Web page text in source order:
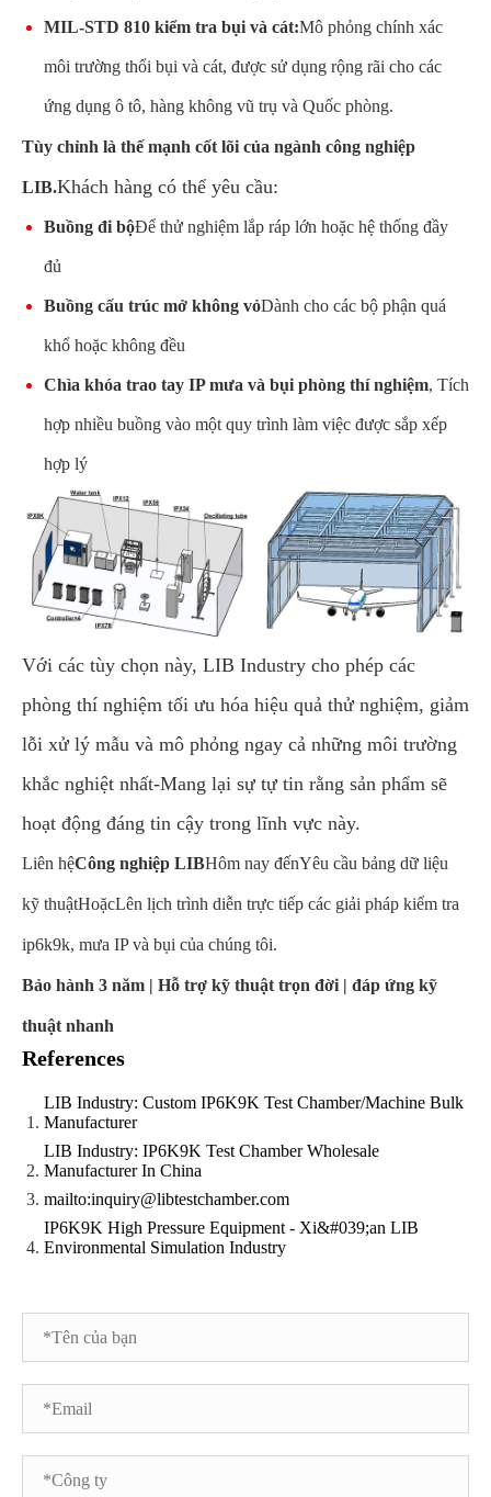
MIL-STD 810 kiểm tra bụi và cát:Mô phỏng chính xác
môi trường thổi bụi và cát, được sử dụng rộng rãi cho các
ứng dụng ô tô, hàng không vũ trụ và Quốc phòng.
Tùy chỉnh là thế mạnh cốt lõi của ngành công nghiệp
LIB.Khách hàng có thể yêu cầu:
Buồng đi bộĐể thử nghiệm lắp ráp lớn hoặc hệ thống đầy
đủ
Buồng cấu trúc mở không vỏDành cho các bộ phận quá
khổ hoặc không đều
Chìa khóa trao tay IP mưa và bụi phòng thí nghiệm, Tích
hợp nhiều buồng vào một quy trình làm việc được sắp xếp
hợp lý
Với các tùy chọn này, LIB Industry cho phép các
phòng thí nghiệm tối ưu hóa hiệu quả thử nghiệm, giảm
lỗi xử lý mẫu và mô phỏng ngay cả những môi trường
khắc nghiệt nhất-Mang lại sự tự tin rằng sản phẩm sẽ
hoạt động đáng tin cậy trong lĩnh vực này.
Liên hệCông nghiệp LIBHôm nay đếnYêu cầu bảng dữ liệu
kỹ thuậtHoặcLên lịch trình diễn trực tiếp các giải pháp kiểm tra
ip6k9k, mưa IP và bụi của chúng tôi.
Bảo hành 3 năm | Hỗ trợ kỹ thuật trọn đời | đáp ứng kỹ
thuật nhanh
References
LIB Industry: Custom IP6K9K Test Chamber/Machine Bulk
Manufacturer
LIB Industry: IP6K9K Test Chamber Wholesale
Manufacturer In China
mailto:inquiry@libtestchamber.com
IP6K9K High Pressure Equipment - Xi&#039;an LIB
Environmental Simulation Industry